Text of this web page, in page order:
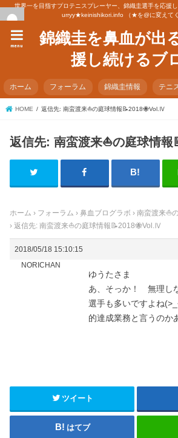
世界一を目指すプロテニスプレーヤー、錦織圭選手を応援
urryy★keinishikori.info （★を@に変えてく
錦織圭を鼻血が出
援し続けるブ
menu
ホーム フォーラム 錦織圭情報 テニ
HOME 返信先: 南蛮渡来⛵️の庭球情報📝2018🐝Vol.Ⅳ
返信先: 南蛮渡来⛵️の庭球情
ホーム › フォーラム › 鼻血ブログラボ › 南蛮渡来⛵️
› 返信先: 南蛮渡来⛵️の庭球情報📝2018🐝Vol.Ⅳ
2018/05/18 15:10:15
NORICHAN
ゆうたさま
あ、そっか！ 無理し
選手も多いですよね
的達成業務と言うのか
ツイート
はてブ